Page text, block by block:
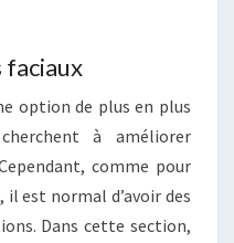
faciaux
option de plus en plus
à améliorer
comme pour
est normal d’avoir des
Dans cette section,